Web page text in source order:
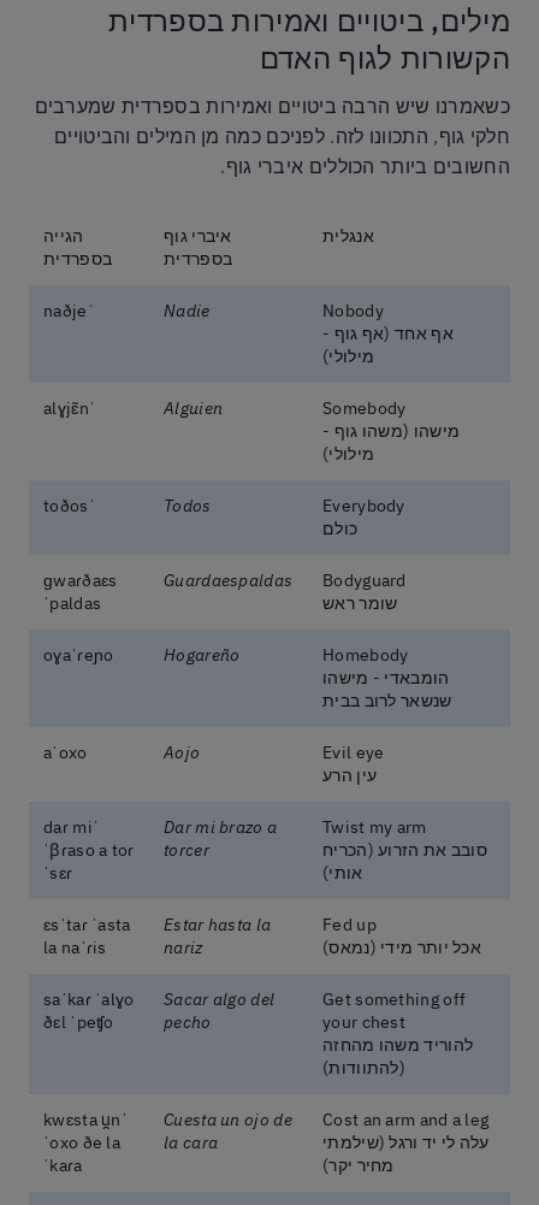
מילים, ביטויים ואמירות בספרדית
הקשורות לגוף האדם
כשאמרנו שיש הרבה ביטויים ואמירות בספרדית שמערבים
חלקי גוף, התכוונו לזה. לפניכם כמה מן המילים והביטויים
החשובים ביותר הכוללים איברי גוף.
אנגלית
איברי גוף
בספרדית
הגייה
בספרדית
Nobody
אף אחד (אף גוף -
מילולי)
Nadie
ˈnaðje
Somebody
מישהו (משהו גוף -
מילולי)
Alguien
ˈalɣjɛ̃n
Everybody
כולם
Todos
ˈtoðos
Bodyguard
שומר ראש
Guardaespaldas
ɡwaɾðaɛs
ˈpaldas
Homebody
הומבאדי - מישהו
שנשאר לרוב בבית
Hogareño
oɣaˈɾeɲo
Evil eye
עין הרע
Aojo
aˈoxo
Twist my arm
סובב את הזרוע (הכריח
אותי)
Dar mi brazo a
torcer
ˈdaɾ mi
ˈβɾaso a toɾ
ˈsɛɾ
Fed up
אכל יותר מידי (נמאס)
Estar hasta la
nariz
ɛsˈtaɾ ˈasta
la naˈɾis
Get something off
your chest
להוריד משהו מהחזה
(להתוודות)
Sacar algo del
pecho
saˈkaɾ ˈalɣo
ðɛl ˈpeʧo
Cost an arm and a leg
עלה לי יד ורגל (שילמתי
מחיר יקר)
Cuesta un ojo de
la cara
ˈkwɛsta u̯n
ˈoxo ðe la
ˈkaɾa